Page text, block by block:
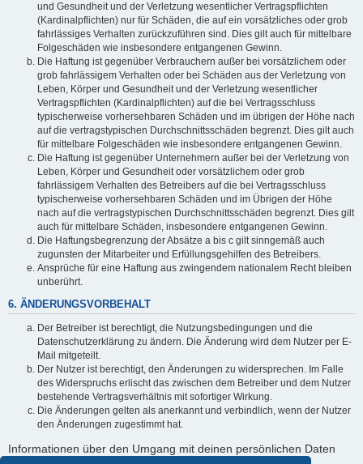
und Gesundheit und der Verletzung wesentlicher Vertragspflichten
(Kardinalpflichten) nur für Schäden, die auf ein vorsätzliches oder grob
fahrlässiges Verhalten zurückzuführen sind. Dies gilt auch für mittelbare
Folgeschäden wie insbesondere entgangenen Gewinn.
Die Haftung ist gegenüber Verbrauchern außer bei vorsätzlichem oder
grob fahrlässigem Verhalten oder bei Schäden aus der Verletzung von
Leben, Körper und Gesundheit und der Verletzung wesentlicher
Vertragspflichten (Kardinalpflichten) auf die bei Vertragsschluss
typischerweise vorhersehbaren Schäden und im übrigen der Höhe nach
auf die vertragstypischen Durchschnittsschäden begrenzt. Dies gilt auch
für mittelbare Folgeschäden wie insbesondere entgangenen Gewinn.
Die Haftung ist gegenüber Unternehmern außer bei der Verletzung von
Leben, Körper und Gesundheit oder vorsätzlichem oder grob
fahrlässigem Verhalten des Betreibers auf die bei Vertragsschluss
typischerweise vorhersehbaren Schäden und im Übrigen der Höhe
nach auf die vertragstypischen Durchschnittsschäden begrenzt. Dies gilt
auch für mittelbare Schäden, insbesondere entgangenen Gewinn.
Die Haftungsbegrenzung der Absätze a bis c gilt sinngemäß auch
zugunsten der Mitarbeiter und Erfüllungsgehilfen des Betreibers.
Ansprüche für eine Haftung aus zwingendem nationalem Recht bleiben
unberührt.
6. ÄNDERUNGSVORBEHALT
Der Betreiber ist berechtigt, die Nutzungsbedingungen und die
Datenschutzerklärung zu ändern. Die Änderung wird dem Nutzer per E-
Mail mitgeteilt.
Der Nutzer ist berechtigt, den Änderungen zu widersprechen. Im Falle
des Widerspruchs erlischt das zwischen dem Betreiber und dem Nutzer
bestehende Vertragsverhältnis mit sofortiger Wirkung.
Die Änderungen gelten als anerkannt und verbindlich, wenn der Nutzer
den Änderungen zugestimmt hat.
Informationen über den Umgang mit deinen persönlichen Daten